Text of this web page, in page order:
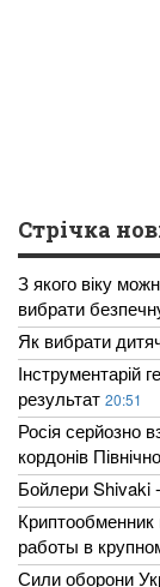
Стрічка
З якого віку
вибрати
Як вибрати
Інструментарій
результат 20:51
Росія серйозно
кордонів
Бойлери Shivaki
работы в
Сили оборони